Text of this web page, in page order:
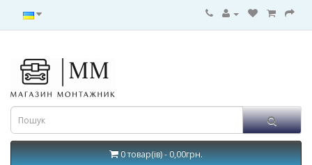
0 товар(ів) - 0,00грн.